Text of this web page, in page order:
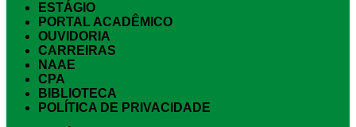
ESTÁGIO
PORTAL ACADÊMICO
OUVIDORIA
CARREIRAS
NAAE
CPA
BIBLIOTECA
POLÍTICA DE PRIVACIDADE